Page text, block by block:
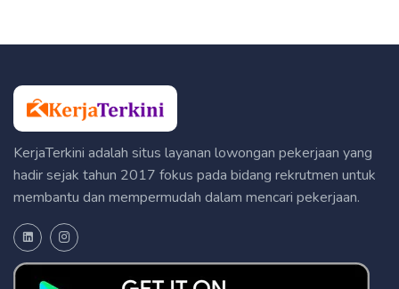
KerjaTerkini adalah situs layanan lowongan pekerjaan yang
hadir sejak tahun 2017 fokus pada bidang rekrutmen untuk
membantu dan mempermudah dalam mencari pekerjaan.